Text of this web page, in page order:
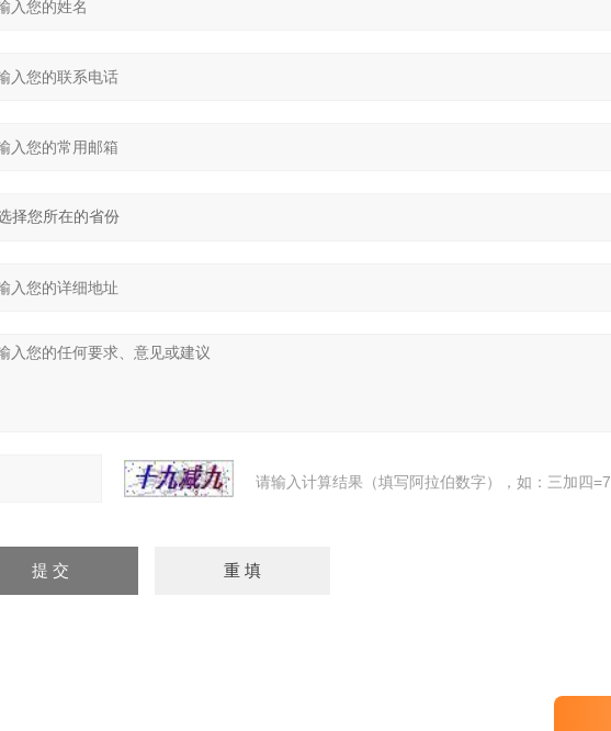
请输入计算结果（填写阿拉伯数字），如：三加四=7